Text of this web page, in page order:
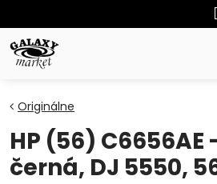
Originálne
HP (56)
černá, DJ 5550,